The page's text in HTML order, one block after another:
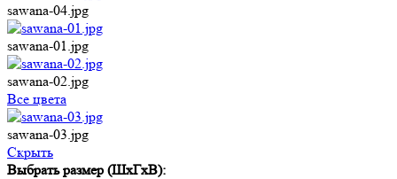
sawana-04.jpg
sawana-01.jpg
sawana-02.jpg
Все цвета
sawana-03.jpg
Cкрыть
Выбрать размер (ШхГхВ):